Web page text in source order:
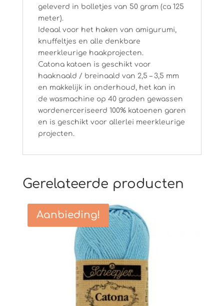
geleverd in bolletjes van 50 gram (ca 125
meter).
Ideaal voor het haken van amigurumi,
knuffeltjes en alle denkbare
meerkleurige haakprojecten.
Catona katoen is geschikt voor
haaknaald / breinaald van 2,5 – 3,5 mm
en makkelijk in onderhoud, het kan in
de wasmachine op 40 graden gewassen
wordenerceriseerd 100% katoenen garen
en is geschikt voor allerlei meerkleurige
projecten.
Gerelateerde producten
Aanbieding!